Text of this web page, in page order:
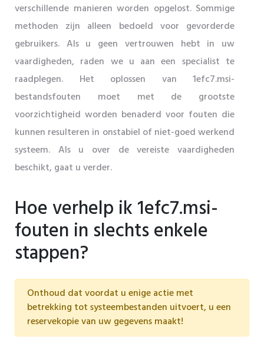
verschillende manieren worden opgelost. Sommige
methoden zijn alleen bedoeld voor gevorderde
gebruikers. Als u geen vertrouwen hebt in uw
vaardigheden, raden we u aan een specialist te
raadplegen. Het oplossen van 1efc7.msi-
bestandsfouten moet met de grootste
voorzichtigheid worden benaderd voor fouten die
kunnen resulteren in onstabiel of niet-goed werkend
systeem. Als u over de vereiste vaardigheden
beschikt, gaat u verder.
Hoe verhelp ik 1efc7.msi-
fouten in slechts enkele
stappen?
Onthoud dat voordat u enige actie met
betrekking tot systeembestanden uitvoert, u een
reservekopie van uw gegevens maakt!